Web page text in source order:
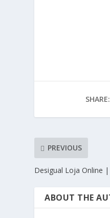
SHARE:
PREVIOUS
Desigual Loja Online
ABOUT THE